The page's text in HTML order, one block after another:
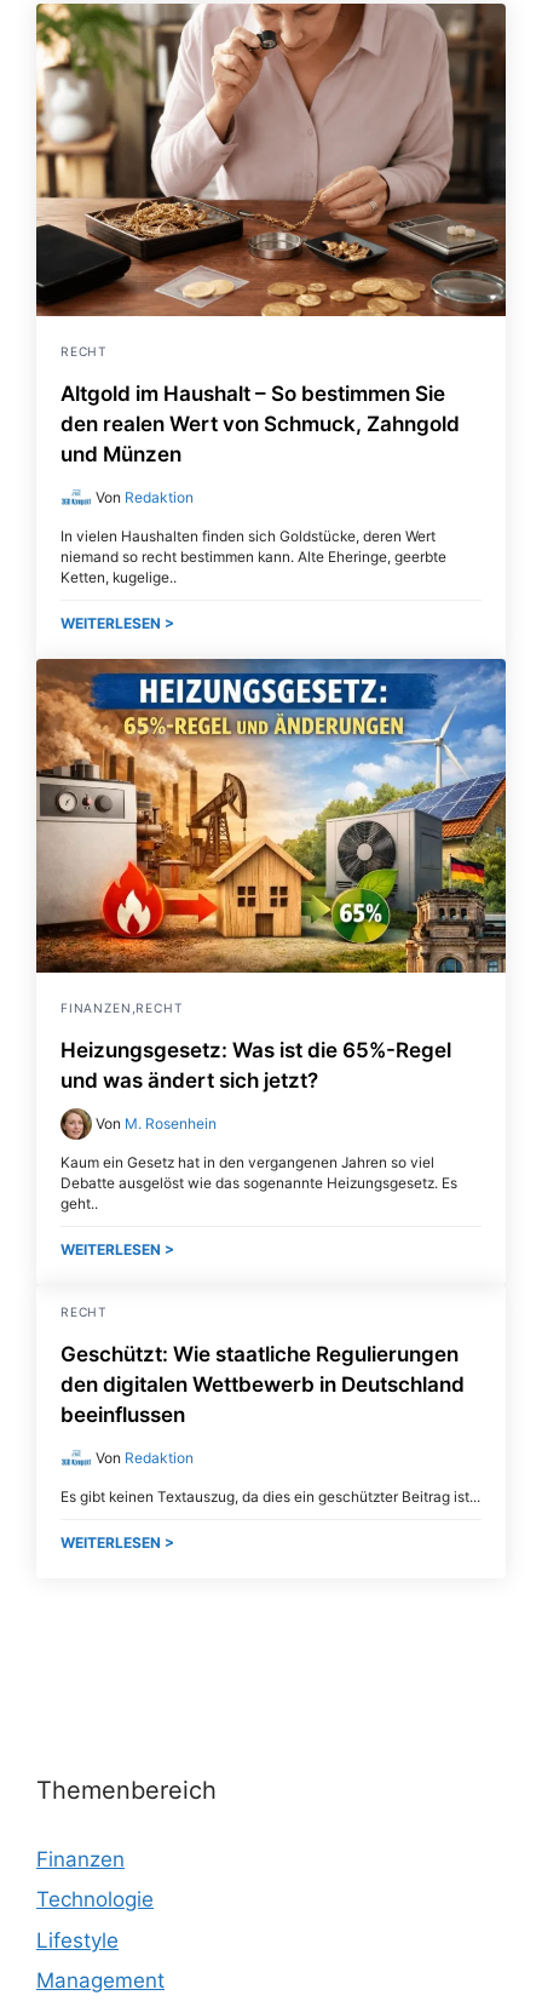
RECHT
Altgold im Haushalt – So bestimmen Sie
den realen Wert von Schmuck, Zahngold
und Münzen
Von Redaktion
In vielen Haushalten finden sich Goldstücke, deren Wert
niemand so recht bestimmen kann. Alte Eheringe, geerbte
Ketten, kugelige
WEITERLESEN >
FINANZEN,RECHT
Heizungsgesetz: Was ist die 65%-Regel
und was ändert sich jetzt?
Von M. Rosenhein
Kaum ein Gesetz hat in den vergangenen Jahren so viel
Debatte ausgelöst wie das sogenannte Heizungsgesetz. Es
geht
WEITERLESEN >
RECHT
Geschützt: Wie staatliche Regulierungen
den digitalen Wettbewerb in Deutschland
beeinflussen
Von Redaktion
Es gibt keinen Textauszug, da dies ein geschützter Beitrag ist.
WEITERLESEN >
Themenbereich
Finanzen
Technologie
Lifestyle
Management